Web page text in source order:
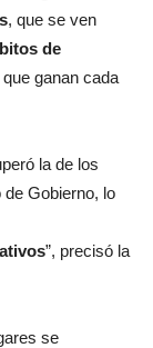
, que se ven
de
ganan cada
la de los
Gobierno, lo
”, precisó la
se